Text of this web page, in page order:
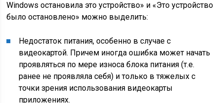
Windows остановила это устройство» и «Это устройство
было остановлено» можно выделить:
Недостаток питания, особенно в случае с
видеокартой. Причем иногда ошибка может начать
проявляться по мере износа блока питания (т.е.
ранее не проявляла себя) и только в тяжелых с
точки зрения использования видеокарты
приложениях.